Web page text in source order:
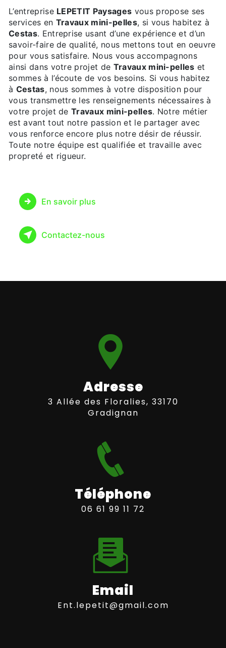
L’entreprise LEPETIT Paysages vous propose ses
services en Travaux mini-pelles, si vous habitez à
Cestas. Entreprise usant d’une expérience et d’un
savoir-faire de qualité, nous mettons tout en oeuvre
pour vous satisfaire. Nous vous accompagnons
ainsi dans votre projet de Travaux mini-pelles et
sommes à l’écoute de vos besoins. Si vous habitez
à Cestas, nous sommes à votre disposition pour
vous transmettre les renseignements nécessaires à
votre projet deTravaux mini-pelles. Notre métier
est avant tout notre passion et le partager avec
vous renforce encore plus notre désir de réussir.
Toute notre équipe est qualifiée et travaille avec
propreté et rigueur.
En savoir plus
Contactez-nous
Adresse
3 Allée des Floralies, 33170
Gradignan
Téléphone
06 61 99 11 72
Email
ent.lepetit@gmail.com